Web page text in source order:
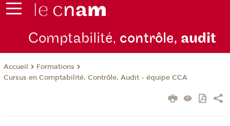
Comptabilité, contrôle, audit
Accueil
Formations
Cursus en Comptabilité, Contrôle, Audit - équipe CCA